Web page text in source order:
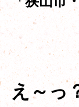
え～っ